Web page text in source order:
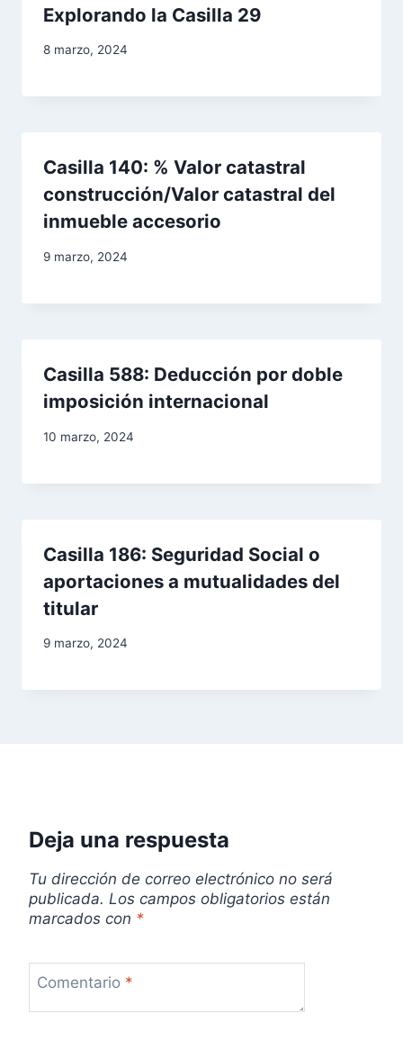
Explorando la Casilla 29
8 marzo, 2024
Casilla 140: % Valor catastral
construcción/Valor catastral del
inmueble accesorio
9 marzo, 2024
Casilla 588: Deducción por doble
imposición internacional
10 marzo, 2024
Casilla 186: Seguridad Social o
aportaciones a mutualidades del
titular
9 marzo, 2024
Deja una respuesta
Tu dirección de correo electrónico no será
publicada. Los campos obligatorios están
marcados con *
Comentario *